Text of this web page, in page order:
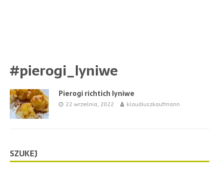
#pierogi_lyniwe
Pierogi richtich lyniwe
22 września, 2022 klaudiuszkaufmann
SZUKEJ